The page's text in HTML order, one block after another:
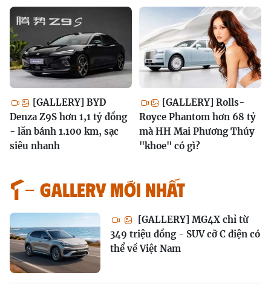
[GALLERY] BYD
Denza Z9S hơn 1,1 tỷ đồng
- lăn bánh 1.100 km, sạc
siêu nhanh
[GALLERY] Rolls-
Royce Phantom hơn 68 tỷ
mà HH Mai Phương Thúy
"khoe" có gì?
GALLERY MỚI NHẤT
[GALLERY] MG4X chỉ từ
349 triệu đồng - SUV cỡ C điện có
thể về Việt Nam